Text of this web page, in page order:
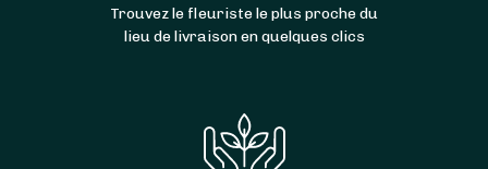
Trouvez le fleuriste le plus proche du
lieu de livraison en quelques clics